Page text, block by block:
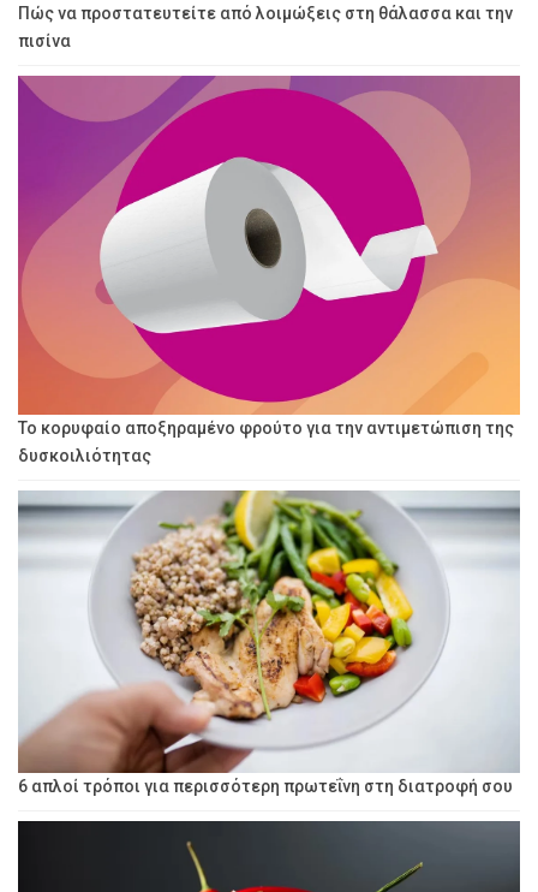
Πώς να προστατευτείτε από λοιμώξεις στη θάλασσα και την
πισίνα
Το κορυφαίο αποξηραμένο φρούτο για την αντιμετώπιση της
δυσκοιλιότητας
6 απλοί τρόποι για περισσότερη πρωτεΐνη στη διατροφή σου